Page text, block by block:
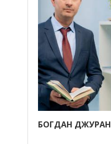
БОГДАН ДЖУРАН